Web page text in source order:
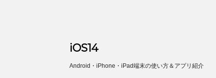
iOS14
Android・iPhone・iPad端末の使い方＆アプリ紹介